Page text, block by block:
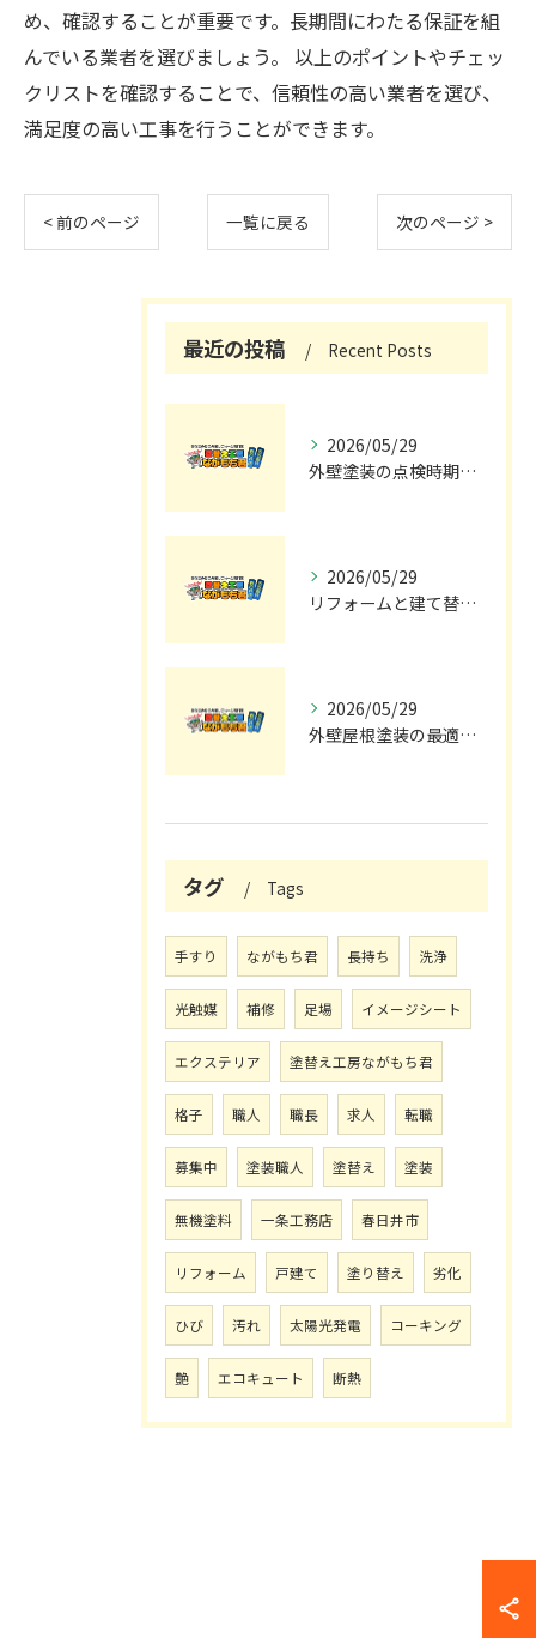
め、確認することが重要です。長期間にわたる保証を組
んでいる業者を選びましょう。 以上のポイントやチェッ
クリストを確認することで、信頼性の高い業者を選び、
満足度の高い工事を行うことができます。
< 前のページ 一覧に戻る 次のページ >
最近の投稿 Recent Posts
2026/05/29
外壁塗装の点検時期と施工の最適タイミング
2026/05/29
リフォームと建て替えの費用と注意点完全解説
2026/05/29
外壁屋根塗装の最適メンテナンス時期
タグ Tags
手すり ながもち君 長持ち 洗浄
光触媒 補修 足場 イメージシート
エクステリア 塗替え工房ながもち君
格子 職人 職長 求人 転職
募集中 塗装職人 塗替え 塗装
無機塗料 一条工務店 春日井市
リフォーム 戸建て 塗り替え 劣化
ひび 汚れ 太陽光発電 コーキング
艶 エコキュート 断熱